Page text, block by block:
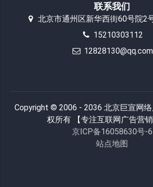
联系我们
北京市通州区新华西街60号院2
15210303112
12828130@qq.com
Copyright © 2006 - 2036 北京巨宣网
权所有 【专注互联网广告营销
京ICP备16058630号-6
站点地图